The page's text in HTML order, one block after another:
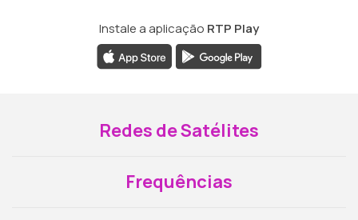
Instale a aplicação RTP Play
Redes de Satélites
Frequências